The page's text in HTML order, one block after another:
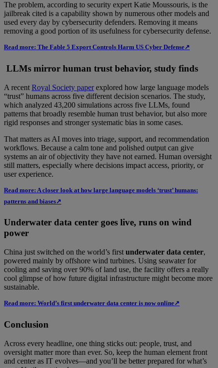
The problem, according to security expert Katie Moussouris, is the
jailbreak cited is a capability shown by numerous other models and
used every day by cybersecurity defenders. Removing it means
removing a good portion of its usefulness for cybersecurity defense.
Read more: The Fable 5 Export Controls Harm US Cyber Defense↗
LLMs mirror human trust behavior, study finds
A recent Royal Society paperexplored how large language models
“trust” humans across five different decision scenarios. The study,
which analyzed 43,200 simulations across five LLMs, found
patterns that broadly resemble human trust behavior, but also more
rigid responses and stronger systematic bias in some cases.
That matters as AI moves into triage, support, and recommendation
workflows. Because a calm tone and polished output can give
systems an air of objectivity they have not earned. Human oversight
still matters, especially where decisions impact access, priority, or
user experience.
Read more: A closer look at how large language models ‘trust’ humans:
patterns and biases↗
Underwater data center goes live, runs on wind
power
China just switched on the world’s first underwater data center,
powered mainly by offshore wind turbines. Using seawater for
cooling and saving over 90% of land use, the facility offers a really
cool glimpse of how future digital infrastructure might become more
sustainable.
Read more: World’s first underwater data center is now online↗
Conclusion
Across every headline, one thing sticks out: people, trust, and
oversight matter more than ever. So, keep the human element front
and center as IT evolves—and you’ll be better prepared for what’s